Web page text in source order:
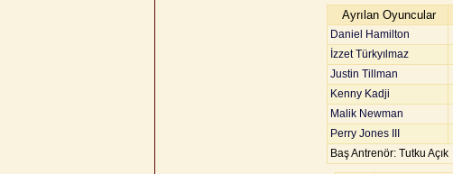
Ayrılan Oyuncular
Daniel Hamilton
İzzet Türkyılmaz
Justin Tillman
Kenny Kadji
Malik Newman
Perry Jones III
Baş Antrenör: Tutku Açık